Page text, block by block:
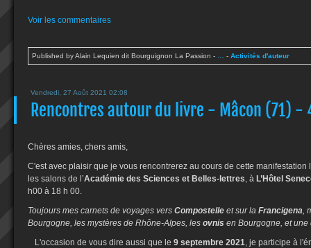
Voir les commentaires
Published by Alain Lequien dit Bourguignon La Passion - - Activités d'auteur
Vendredi, 27 Août 2021 02:08
Rencontres autour du livre - Mâcon (71) -
Chères amies, chers amis,
C'est avec plaisir que je vous rencontrerez au cours de cette
les salons de l’Académie des Sciences et Belles-lettres, à L’Hôtel
h00 à 18 h 00.
Toujours mes carnets de voyages vers Compostelle et sur la Francigena,
Bourgogne, les mystères de Rhône-Alpes, les ovnis en Bourgogne, et
L'occasion de vous dire aussi que le 9 septembre 2021, je participe à